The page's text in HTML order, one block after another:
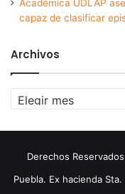
Académica UDLAP
capaz de clasificar
Archivos
Archivos
Derechos
Puebla. Ex hacienda